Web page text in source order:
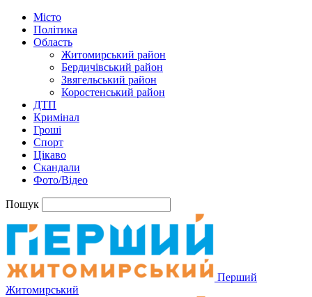
Місто
Політика
Область
Житомирський район
Бердичівський район
Звягельський район
Коростенський район
ДТП
Кримінал
Гроші
Спорт
Цікаво
Скандали
Фото/Відео
Пошук
Перший
Житомирський